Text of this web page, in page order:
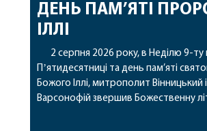
ДЕНЬ ПАМ’ЯТІ
ІЛЛІ
2 серпня 2026 року, в Неділю 9-ту
Пʼятидесятниці та день пам’яті
Божого Іллі, митрополит Вінницький
Варсонофій звершив Божественну
Барському жіночому монастирі.